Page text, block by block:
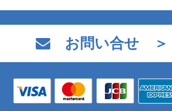
お問い合せ ＞